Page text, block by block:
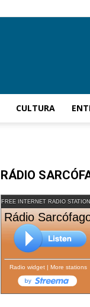
CULTURA
RÁDIO
FREE INTERNET RADIO
Rádio
Radio widget| More stations